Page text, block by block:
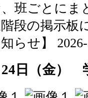
班ごとにま
段の掲示板
知らせ】
24日（金）